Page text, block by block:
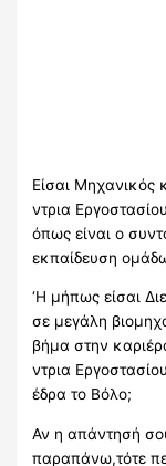
Είσαι Μηχανικός
ντρια
όπως είναι ο
εκπαίδευση
‘Η μήπως είσαι
σε μεγάλη
βήμα στην
ντρια
έδρα το Βόλο;
Αν η απάντησή
παραπάνω,τότε